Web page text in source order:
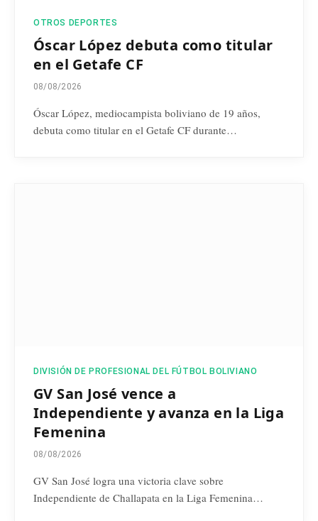
OTROS DEPORTES
Óscar López debuta como titular
en el Getafe CF
08/08/2026
Óscar López, mediocampista boliviano de 19 años,
debuta como titular en el Getafe CF durante…
DIVISIÓN DE PROFESIONAL DEL FÚTBOL BOLIVIANO
GV San José vence a
Independiente y avanza en la Liga
Femenina
08/08/2026
GV San José logra una victoria clave sobre
Independiente de Challapata en la Liga Femenina…